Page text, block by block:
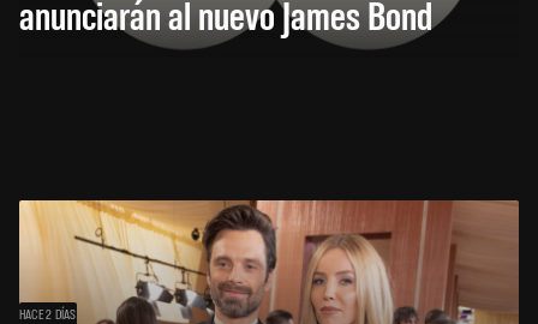
anunciarán al nuevo James Bond
HACE 2 DÍAS